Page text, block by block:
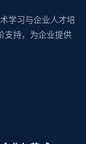
学习与企业人才培
支持，为企业提供